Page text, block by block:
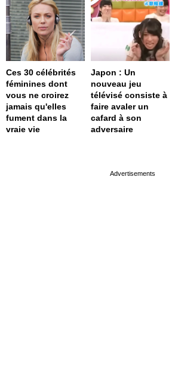
Ces 30 célébrités
féminines dont
vous ne croirez
jamais qu'elles
fument dans la
vraie vie
Japon : Un
nouveau jeu
télévisé consiste à
faire avaler un
cafard à son
adversaire